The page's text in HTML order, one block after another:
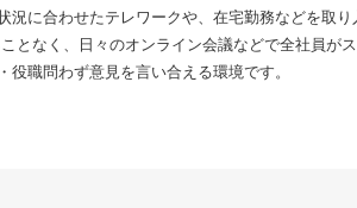
況に合わせたテレワークや、在宅勤務などを取
となく、日々のオンライン会議などで全社員が
役職問わず意見を言い合える環境です。